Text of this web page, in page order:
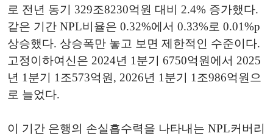
로 전년 동기 329조8230억원 대비 2.4% 증가했다.
같은 기간 NPL비율은 0.32%에서 0.33%로 0.01%p
상승했다. 상승폭만 놓고 보면 제한적인 수준이다.
고정이하여신은 2024년 1분기 6750억원에서 2025
년 1분기 1조573억원, 2026년 1분기 1조986억원으
로 늘었다.
이 기간 은행의 손실흡수력을 나타내는 NPL커버리